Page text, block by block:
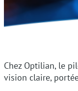
Chez Optilian, le
vision claire,